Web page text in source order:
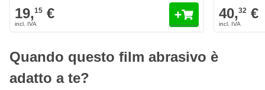
Dischi abrasivi professionali 75mm per ogni settore
Dall'automotive e la riparazione dei danni, alla costruzione di
carrozzerie e interni, dalla costruzione di yacht alla manutenzione
Multriforiper ogni settore. Questi dischi abrasivi 75mm possono
essere utilizzati universalmente per risultati professionali. Questo
disco è particolarmente efficace in ambienti professionali e
19,15 € 40,32 €
Quando questo film abrasivo è
adatto a te?